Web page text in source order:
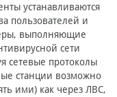
устанавливаются
пользователей и
выполняющие
сети
сетевые протоколы
станции возможно
ими) как через ЛВС,